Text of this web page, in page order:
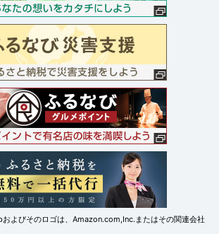
よびそのロゴは、Amazon.com,Inc.またはその関連会社